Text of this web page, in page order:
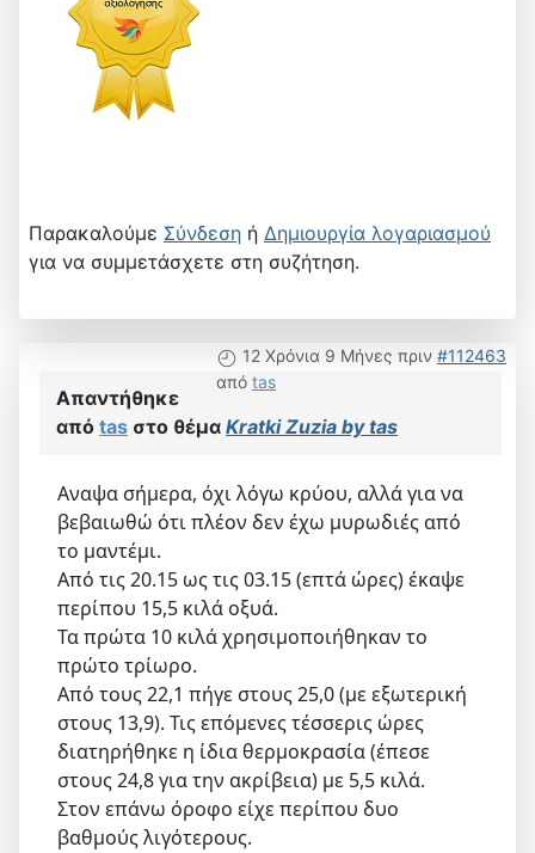
Παρακαλούμε Σύνδεση ή Δημιουργία λογαριασμού
για να συμμετάσχετε στη συζήτηση.
12 Χρόνια 9 Μήνες πριν #112463
από tas
Απαντήθηκε
από tas στο θέμα Kratki Zuzia by tas
Αναψα σήμερα, όχι λόγω κρύου, αλλά για να
βεβαιωθώ ότι πλέον δεν έχω μυρωδιές από
το μαντέμι.
Από τις 20.15 ως τις 03.15 (επτά ώρες) έκαψε
περίπου 15,5 κιλά οξυά.
Τα πρώτα 10 κιλά χρησιμοποιήθηκαν το
πρώτο τρίωρο.
Από τους 22,1 πήγε στους 25,0 (με εξωτερική
στους 13,9). Τις επόμενες τέσσερις ώρες
διατηρήθηκε η ίδια θερμοκρασία (έπεσε
στους 24,8 για την ακρίβεια) με 5,5 κιλά.
Στον επάνω όροφο είχε περίπου δυο
βαθμούς λιγότερους.